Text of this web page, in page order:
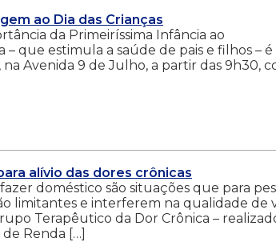
ao Dia das Crianças
da Primeiríssima Infância ao
que estimula a saúde de pais e filhos – é
Avenida 9 de Julho, a partir das 9h30,
alívio das dores crônicas
doméstico são situações que para
limitantes e interferem na qualidade de
Terapêutico da Dor Crônica –
Renda […]